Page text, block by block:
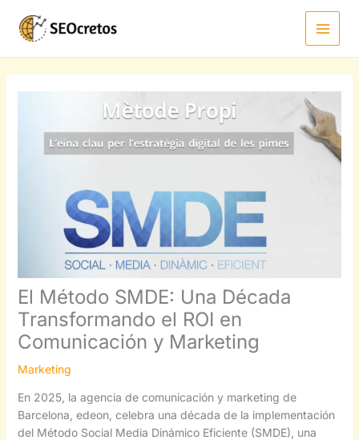
contenido
El Método SMDE: Una Década
Transformando el ROI en
Comunicación y Marketing
Marketing
En 2025, la agencia de comunicación y marketing de
Barcelona, edeon, celebra una década de la implementación
del Método Social Media Dinámico Eficiente (SMDE), una